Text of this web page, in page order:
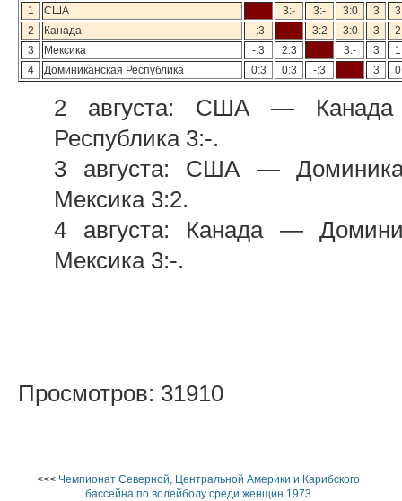
1
США 3:- 3:- 3:0 3
3
2
Канада -:3 3:2 3:0 3
2
3
Мексика -:3 2:3 3:- 3
1
4
Доминиканская Республика 0:3 0:3 -:3 3 0
2 августа: США — Канада
Республика 3:-.
3 августа: США —
Мексика 3:2.
4 августа: Канада —
Мексика 3:-.
Просмотров: 31910
<<< Чемпионат Северной, Центральной Америки и Карибского
бассейна по волейболу среди женщин 1973